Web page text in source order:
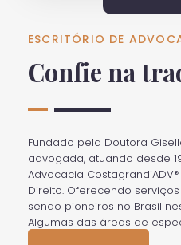
ESCRITÓRIO DE
Confie na
Fundado pela Doutora
advogada, atuando desde
Advocacia
Direito. Oferecendo
sendo pioneiros no Brasil
Algumas das áreas de